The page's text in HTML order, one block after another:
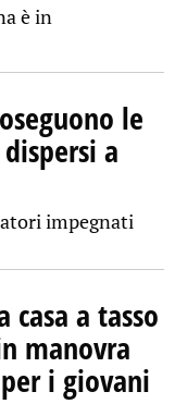
è in
le
a
impegnati
a tasso
manovra
i giovani